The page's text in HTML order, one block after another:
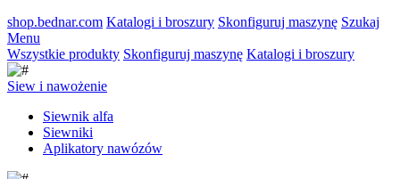
shop.bednar.com Katalogi i broszury Skonfiguruj maszynę Szukaj
Menu
Wszystkie produkty Skonfiguruj maszynę Katalogi i broszury
Siew i nawożenie
Siewnik alfa
Siewniki
Aplikatory nawózów